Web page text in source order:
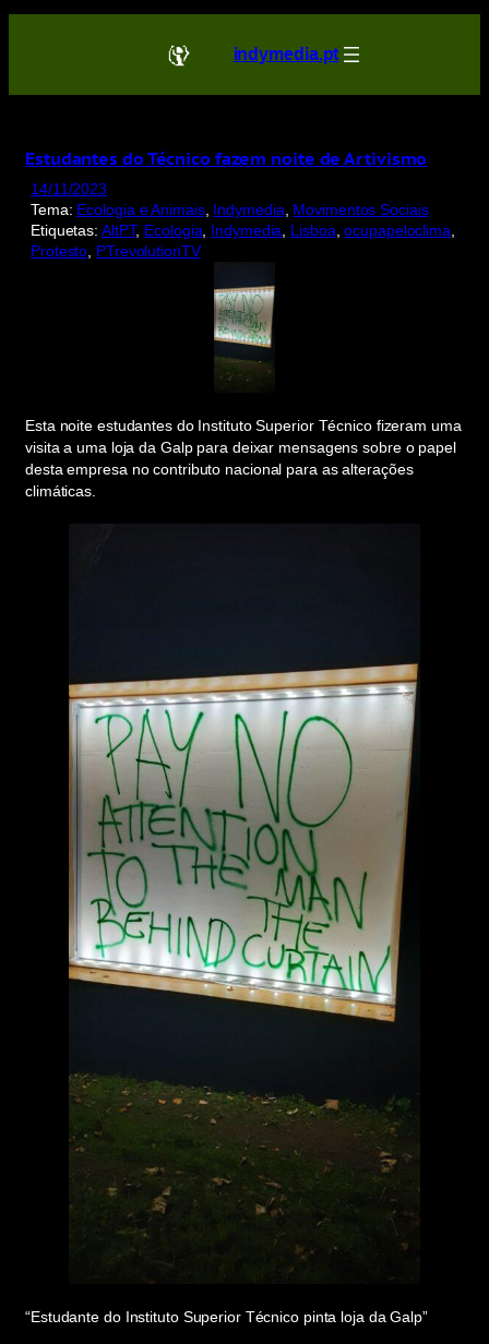
Saltar
conteúdo
indymedia.pt
Estudantes do Técnico fazem noite de Artivismo
14/11/2023
Tema: Ecologia e Animais, Indymedia, Movimentos Sociais
Etiquetas: AltPT, Ecologia, Indymedia, Lisboa, ocupapeloclima
Protesto, PTrevolutionTV
Esta noite estudantes do Instituto Superior Técnico fizeram uma
visita a uma loja da Galp para deixar mensagens sobre o papel
desta empresa no contributo nacional para as alterações
climáticas.
“Estudante do Instituto Superior Técnico pinta loja da Galp”